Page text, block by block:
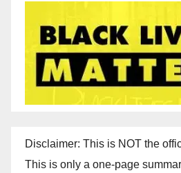
Disclaimer: This is NOT the
This is only a one-page